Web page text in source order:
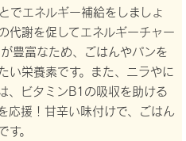
でエネルギー補給をしましょ
代謝を促してエネルギーチャー
豊富なため、ごはんやパンを
い栄養素です。また、ニラやに
、ビタミンB1の吸収を助ける
応援！甘辛い味付けで、ごはん
。